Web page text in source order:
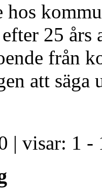
hos
25
från
att säga
| visar: 1 -